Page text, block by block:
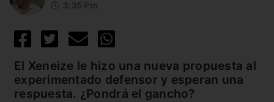
El Xeneize le hizo una nueva propuesta al
experimentado defensor y esperan una
respuesta. ¿Pondrá el gancho?